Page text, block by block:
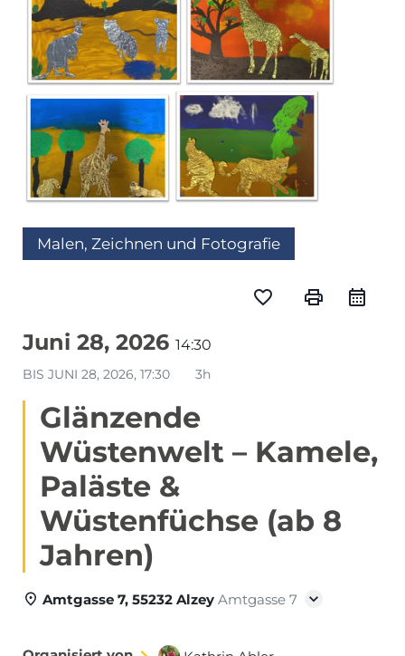
Malen, Zeichnen und Fotografie
favorite_border print
Juni 28, 2026 14:30
BIS JUNI 28, 2026, 17:30 3h
Glänzende
Wüstenwelt – Kamele,
Paläste &
Wüstenfüchse (ab 8
Jahren)
Amtgasse 7, 55232 Alzey Amtgasse 7